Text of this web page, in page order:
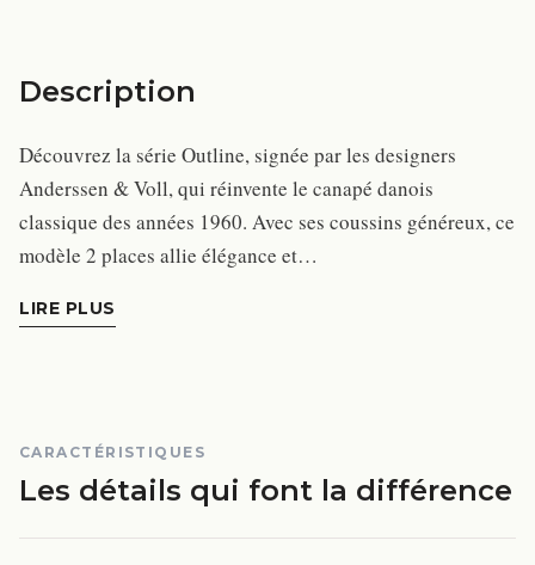
Description
Découvrez la série Outline, signée par les designers
Anderssen & Voll, qui réinvente le canapé danois
classique des années 1960. Avec ses coussins généreux, ce
modèle 2 places allie élégance et…
LIRE PLUS
CARACTÉRISTIQUES
Les détails qui font la différence